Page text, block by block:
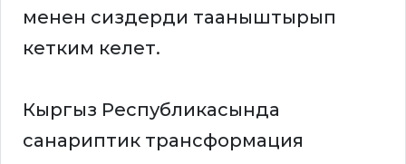
менен сиздерди тааныштырып
кетким келет.
Кыргыз Республикасында
санариптик трансформация